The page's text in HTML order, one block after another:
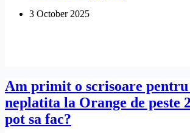
umflat
meu.
Ce
pot
să
fac?
3 October 2025
Am primit o scrisoare
neplatita la Orange de peste
pot sa fac?